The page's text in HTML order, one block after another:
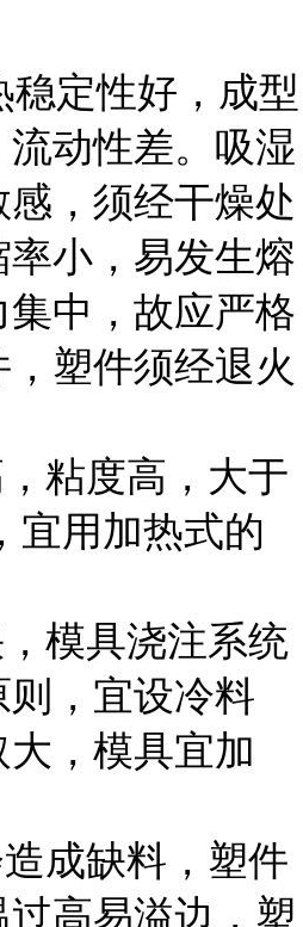
稳定性好，成型
动性差。吸湿
，须经干燥处
小，易发生熔
中，故应严格
塑件须经退火
粘度高，大于
宜用加热式的
模具浇注系统
则，宜设冷料
，模具宜加
成缺料，塑件
高易溢边，塑